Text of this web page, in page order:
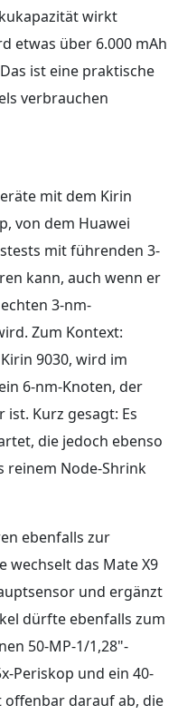
wirkt
etwas über 6.000 mAh
ist eine praktische
verbrauchen
mit dem Kirin
von dem Huawei
mit führenden 3-
kann, auch wenn er
3-nm-
Zum Kontext:
9030, wird im
6-nm-Knoten, der
ist. Kurz gesagt: Es
die jedoch ebenso
reinem Node-Shrink
ebenfalls zur
wechselt das Mate X9
und ergänzt
dürfte ebenfalls zum
50-MP-1/1,28"-
Periskop und ein 40-
offenbar darauf ab, die